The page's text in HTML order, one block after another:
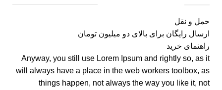
حمل و نقل
ارسال رایگان برای بالای دو میلیون تومان
راهنمای خرید
Anyway, you still use Lorem Ipsum and rightly so, as it
will always have a place in the web workers toolbox, as
things happen, not always the way you like it, not